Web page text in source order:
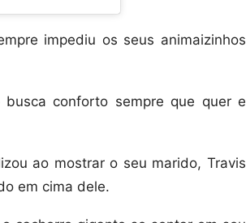
impediu os seus animaizinhos
conforto sempre que quer e
ao mostrar o seu marido, Travis
em cima dele.